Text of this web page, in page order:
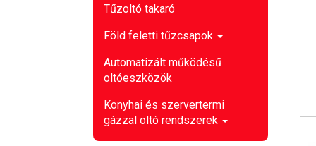
Tűzoltó takaró
Föld feletti tűzcsapok
Automatizált működésű
oltóeszközök
Konyhai és szervertermi
gázzal oltó rendszerek